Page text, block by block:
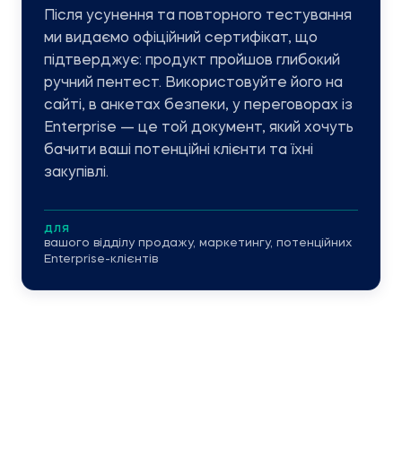
Після усунення та повторного тестування
ми видаємо офіційний сертифікат, що
підтверджує: продукт пройшов глибокий
ручний пентест. Використовуйте його на
сайті, в анкетах безпеки, у переговорах із
Enterprise — це той документ, який хочуть
бачити ваші потенційні клієнти та їхні
закупівлі.
ДЛЯ
вашого відділу продажу, маркетингу, потенційних
Enterprise-клієнтів